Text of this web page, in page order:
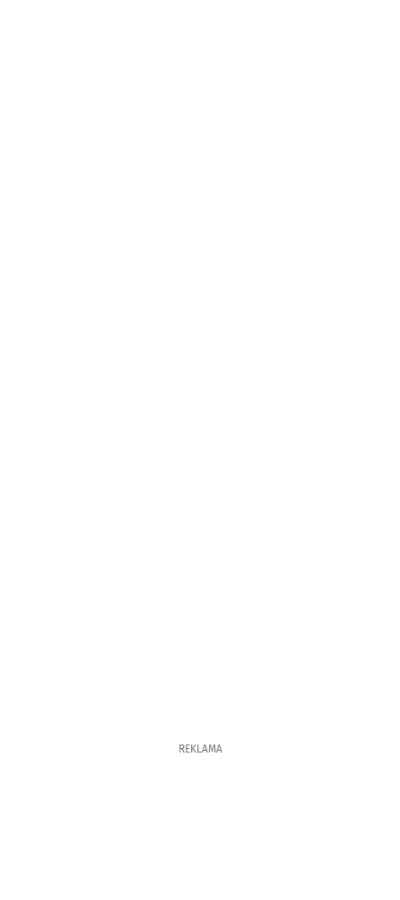
REKLAMA